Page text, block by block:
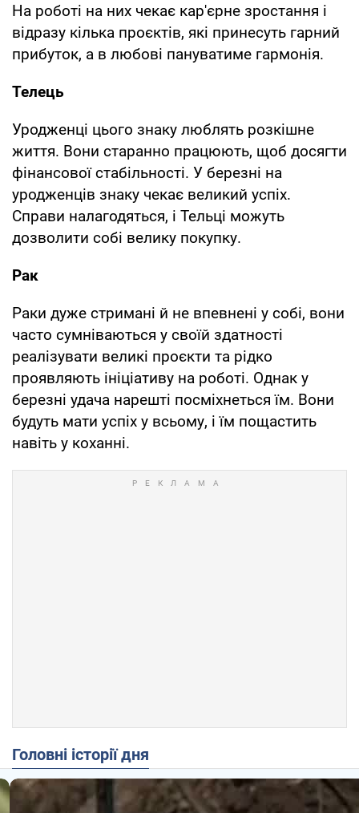
На роботі на них чекає кар'єрне зростання і
відразу кілька проєктів, які принесуть гарний
прибуток, а в любові пануватиме гармонія.
Телець
Уродженці цього знаку люблять розкішне
життя. Вони старанно працюють, щоб досягти
фінансової стабільності. У березні на
уродженців знаку чекає великий успіх.
Справи налагодяться, і Тельці можуть
дозволити собі велику покупку.
Рак
Раки дуже стримані й не впевнені у собі, вони
часто сумніваються у своїй здатності
реалізувати великі проєкти та рідко
проявляють ініціативу на роботі. Однак у
березні удача нарешті посміхнеться їм. Вони
будуть мати успіх у всьому, і їм пощастить
навіть у коханні.
Головні історії дня